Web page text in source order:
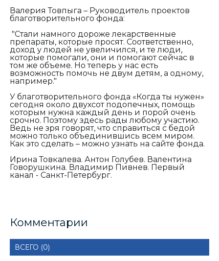
Валерия Товпыга – Руководитель проектов
благотворительного фонда:
"Стали намного дороже лекарственные
препараты, которые просят. Соответственно,
доход у людей не увеличился, и те люди,
которые помогали, они и помогают сейчас в
том же объеме. Но теперь у нас есть
возможность помочь не двум детям, а одному,
например."
У благотворительного фонда «Когда ты нужен»
сегодня около двухсот подопечных, помощь
которым нужна каждый день и порой очень
срочно. Поэтому здесь рады любому участию.
Ведь не зря говорят, что справиться с бедой
можно только объединившись всем миром.
Как это сделать – можно узнать на сайте фонда.
Ирина Товкалева. Антон Голубев. Валентина
Говорушкина. Владимир Пивнев. Первый
канал - Санкт-Петербург.
Комментарии
ВСЕГО (0)